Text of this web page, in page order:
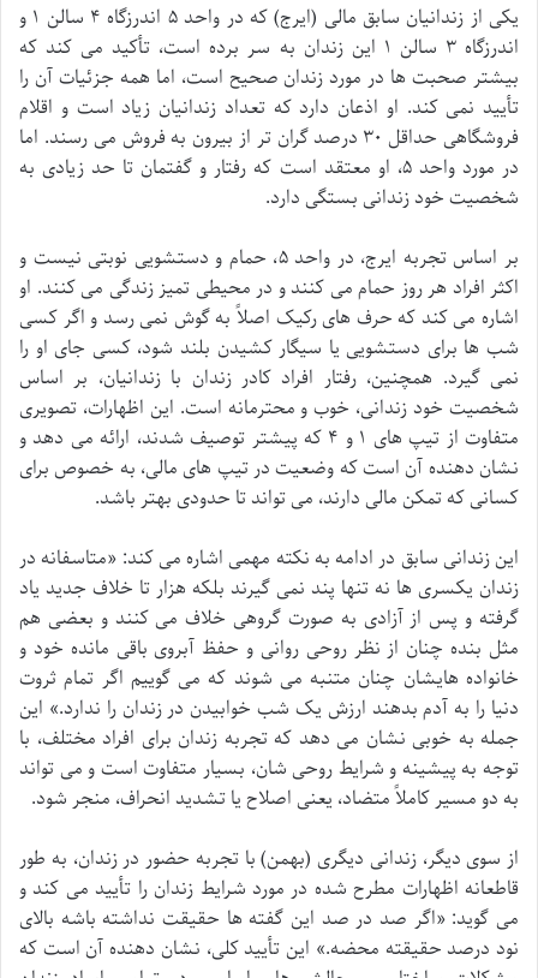
یکی از زندانیان سابق مالی (ایرج) که در واحد ۵ اندرزگاه ۴ سالن ۱ و
اندرزگاه ۳ سالن ۱ این زندان به سر برده است، تأکید می کند که
بیشتر صحبت ها در مورد زندان صحیح است، اما همه جزئیات آن را
تأیید نمی کند. او اذعان دارد که تعداد زندانیان زیاد است و اقلام
فروشگاهی حداقل ۳۰ درصد گران تر از بیرون به فروش می رسند. اما
در مورد واحد ۵، او معتقد است که رفتار و گفتمان تا حد زیادی به
شخصیت خود زندانی بستگی دارد.
بر اساس تجربه ایرج، در واحد ۵، حمام و دستشویی نوبتی نیست و
اکثر افراد هر روز حمام می کنند و در محیطی تمیز زندگی می کنند. او
اشاره می کند که حرف های رکیک اصلاً به گوش نمی رسد و اگر کسی
شب ها برای دستشویی یا سیگار کشیدن بلند شود، کسی جای او را
نمی گیرد. همچنین، رفتار افراد کادر زندان با زندانیان، بر اساس
شخصیت خود زندانی، خوب و محترمانه است. این اظهارات، تصویری
متفاوت از تیپ های ۱ و ۴ که پیشتر توصیف شدند، ارائه می دهد و
نشان دهنده آن است که وضعیت در تیپ های مالی، به خصوص برای
کسانی که تمکن مالی دارند، می تواند تا حدودی بهتر باشد.
این زندانی سابق در ادامه به نکته مهمی اشاره می کند: «متاسفانه در
زندان یکسری ها نه تنها پند نمی گیرند بلکه هزار تا خلاف جدید یاد
گرفته و پس از آزادی به صورت گروهی خلاف می کنند و بعضی هم
مثل بنده چنان از نظر روحی روانی و حفظ آبروی باقی مانده خود و
خانواده هایشان چنان متنبه می شوند که می گوییم اگر تمام ثروت
دنیا را به آدم بدهند ارزش یک شب خوابیدن در زندان را ندارد.» این
جمله به خوبی نشان می دهد که تجربه زندان برای افراد مختلف، با
توجه به پیشینه و شرایط روحی شان، بسیار متفاوت است و می تواند
به دو مسیر کاملاً متضاد، یعنی اصلاح یا تشدید انحراف، منجر شود.
از سوی دیگر، زندانی دیگری (بهمن) با تجربه حضور در زندان، به طور
قاطعانه اظهارات مطرح شده در مورد شرایط زندان را تأیید می کند و
می گوید: «اگر صد در صد این گفته ها حقیقت نداشته باشه بالای
نود درصد حقیقته محضه.» این تأیید کلی، نشان دهنده آن است که